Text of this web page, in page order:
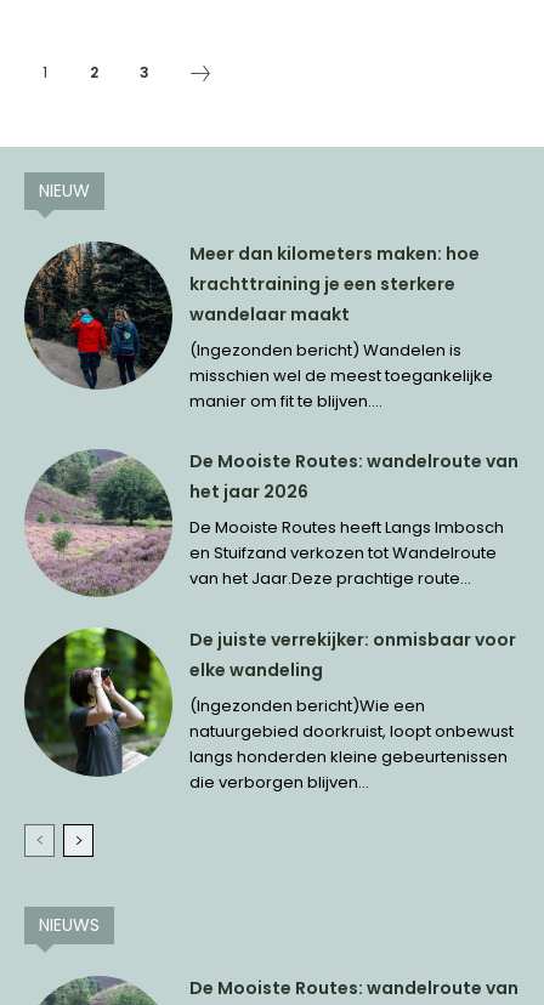
1 2 3
NIEUW
Meer dan kilometers maken: hoe
krachttraining je een sterkere
wandelaar maakt
(Ingezonden bericht) Wandelen is
misschien wel de meest toegankelijke
manier om fit te blijven....
De Mooiste Routes: wandelroute van
het jaar 2026
De Mooiste Routes heeft Langs Imbosch
en Stuifzand verkozen tot Wandelroute
van het Jaar.Deze prachtige route...
De juiste verrekijker: onmisbaar voor
elke wandeling
(Ingezonden bericht)Wie een
natuurgebied doorkruist, loopt onbewust
langs honderden kleine gebeurtenissen
die verborgen blijven...
NIEUWS
De Mooiste Routes: wandelroute van